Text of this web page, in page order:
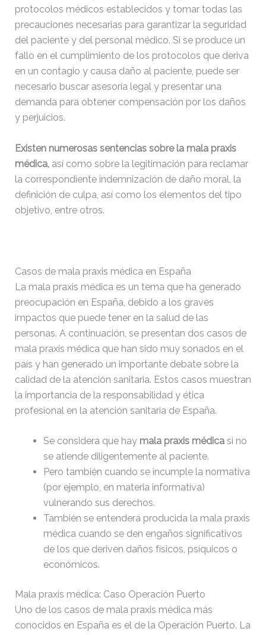
protocolos médicos establecidos y tomar todas las
precauciones necesarias para garantizar la seguridad
del paciente y del personal médico. Si se produce un
fallo en el cumplimiento de los protocolos que deriva
en un contagio y causa daño al paciente, puede ser
necesario buscar asesoría legal y presentar una
demanda para obtener compensación por los daños
y perjuicios.
Existen numerosas sentencias sobre la mala praxis
médica,así como sobre la legitimación para reclamar
la correspondiente indemnización de daño moral, la
definición de culpa, así como los elementos del tipo
objetivo, entre otros.
Casos de mala praxis médica en España
La mala praxis médica es un tema que ha generado
preocupación en España, debido a los graves
impactos que puede tener en la salud de las
personas. A continuación, se presentan dos casos de
mala praxis médica que han sido muy sonados en el
país y han generado un importante debate sobre la
calidad de la atención sanitaria. Estos casos muestran
la importancia de la responsabilidad y ética
profesional en la atención sanitaria de España.
Se considera que hay mala praxis médicasi no
se atiende diligentemente al paciente.
Pero también cuando se incumple la normativa
(por ejemplo, en materia informativa)
vulnerando sus derechos.
También se entenderá producida la mala praxis
médica cuando se den engaños significativos
de los que deriven daños físicos, psíquicos o
económicos.
Mala praxis médica: Caso Operación Puerto
Uno de los casos de mala praxis médica más
conocidos en España es el de la Operación Puerto. La